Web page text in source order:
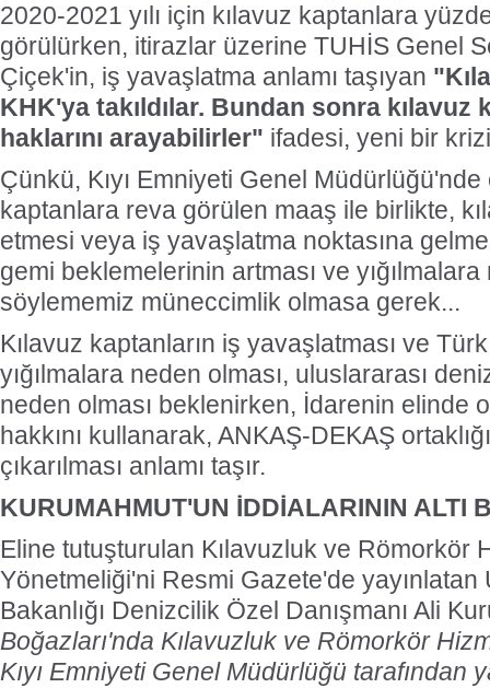
2020-2021 yılı için kılavuz kaptanlara
görülürken, itirazlar üzerine TUHİS Genel
Çiçek'in, iş yavaşlatma anlamı taşıyan
KHK'ya takıldılar. Bundan sonra kılavuz
haklarını arayabilirler" ifadesi, yeni bir
Çünkü, Kıyı Emniyeti Genel Müdürlüğü'nde
kaptanlara reva görülen maaş ile birlikte,
etmesi veya iş yavaşlatma noktasına
gemi beklemelerinin artması ve yığılmalara
söylememiz müneccimlik olmasa gerek...
Kılavuz kaptanların iş yavaşlatması ve
yığılmalara neden olması, uluslararası
neden olması beklenirken, İdarenin elinde
hakkını kullanarak, ANKAŞ-DEKAŞ
çıkarılması anlamı taşır.
KURUMAHMUT'UN İDDİALARININ ALTI
Eline tutuşturulan Kılavuzluk ve Römorkör
Yönetmeliği'ni Resmi Gazete'de yayınlatan
Bakanlığı Denizcilik Özel Danışmanı Ali
Boğazları'nda Kılavuzluk ve Römorkör
Kıyı Emniyeti Genel Müdürlüğü tarafından